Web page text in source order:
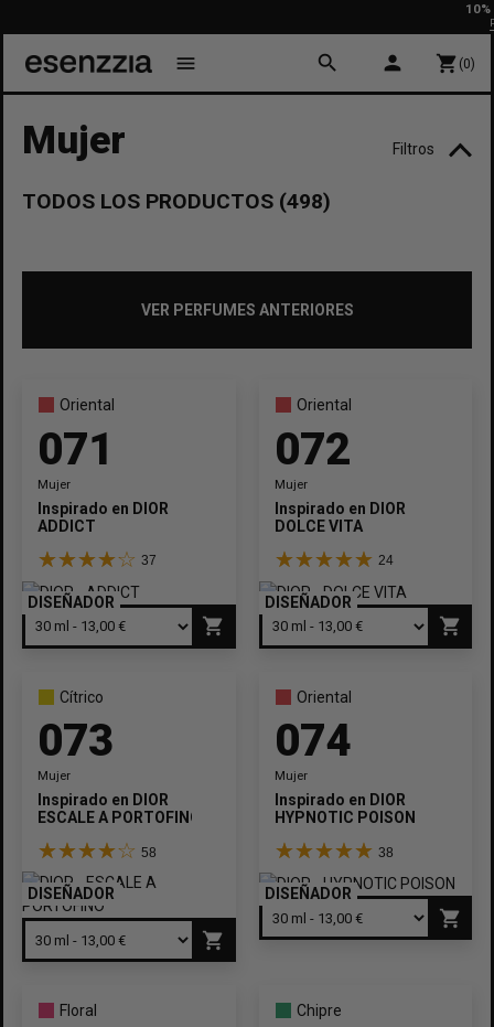
10% DE
Primera
menu search person shopping_cart (0)
Mujer Filtros
TEMPORADA
Intenso Intermedio Suave
FAMILIA
Almizcle Aromatica Chipre
Cítrico
EDAD
Adolescentes +40 +50 +60
TODOS LOS PRODUCTOS (498)
VER PERFUMES ANTERIORES
Oriental
071
Mujer
Inspirado en DIOR
ADDICT
37
DISEÑADOR
shopping_cart
Oriental
072
Mujer
Inspirado en DIOR
DOLCE VITA
24
DISEÑADOR
shopping_cart
Cítrico
073
Mujer
Inspirado en DIOR
ESCALE A PORTOFINO
58
DISEÑADOR
shopping_cart
Oriental
074
Mujer
Inspirado en DIOR
HYPNOTIC POISON
38
DISEÑADOR
shopping_cart
Floral Chipre